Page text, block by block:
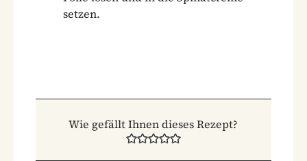
setzen.
Wie gefällt Ihnen dieses Rezept?